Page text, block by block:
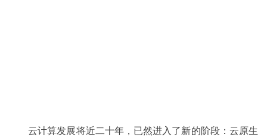
云计算发展将近二十年，已然进入了新的阶段：云原生